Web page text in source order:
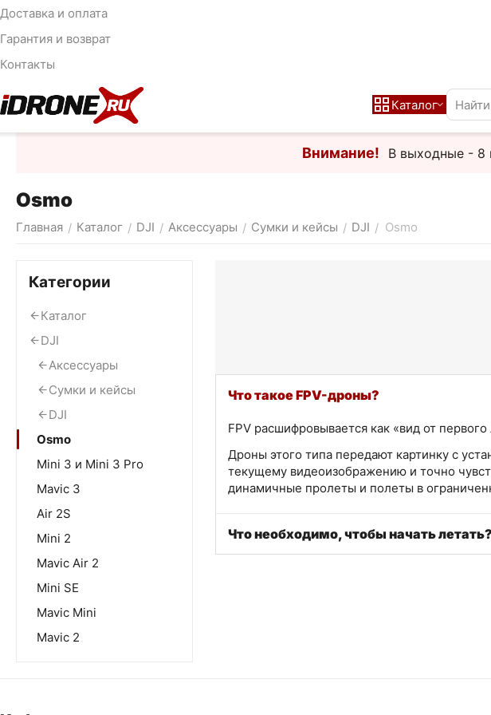
Доставка и оплата
Гарантия и возврат
Контакты
Каталог
Внимание! В выходные - 8
Osmo
Главная / Каталог / DJI / Аксессуары / Сумки и кейсы / DJI / Osmo
Категории
Каталог
DJI
Аксессуары
Сумки и кейсы
DJI
Osmo
Mini 3 и Mini 3 Pro
Mavic 3
Air 2S
Mini 2
Mavic Air 2
Mini SE
Mavic Mini
Mavic 2
Что такое FPV-дроны?
FPV расшифровывается как «вид от первого
Дроны этого типа передают картинку с
текущему видеоизображению и точно
динамичные пролеты и полеты в
Что необходимо, чтобы начать летать?